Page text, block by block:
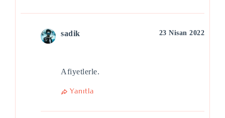
sadik 23 Nisan 2022
Afiyetlerle.
Yanıtla